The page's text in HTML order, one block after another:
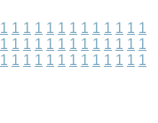
1 1 1 1 1 1 1 1 1 1 1 1 1
1 1 1 1 1 1 1 1 1 1 1 1 1
1 1 1 1 1 1 1 1 1 1 1 1 1